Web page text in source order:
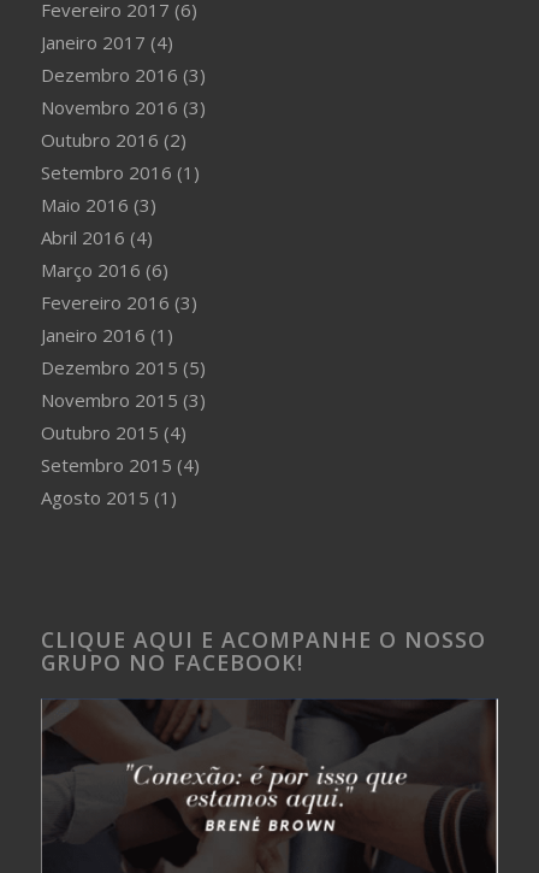
Fevereiro 2017 (6)
Janeiro 2017 (4)
Dezembro 2016 (3)
Novembro 2016 (3)
Outubro 2016 (2)
Setembro 2016 (1)
Maio 2016 (3)
Abril 2016 (4)
Março 2016 (6)
Fevereiro 2016 (3)
Janeiro 2016 (1)
Dezembro 2015 (5)
Novembro 2015 (3)
Outubro 2015 (4)
Setembro 2015 (4)
Agosto 2015 (1)
CLIQUE AQUI E ACOMPANHE O NOSSO
GRUPO NO FACEBOOK!